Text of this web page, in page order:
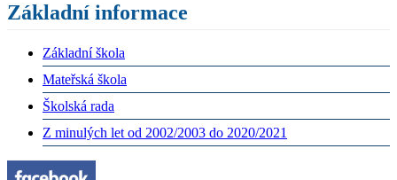
Základní informace
Základní škola
Mateřská škola
Školská rada
Z minulých let od 2002/2003 do 2020/2021